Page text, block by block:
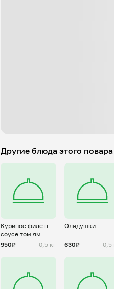
Другие блюда этого повара
Куриное филе в
соусе том ям
950₽
0,5 кг
Оладушки
630₽ 0,5